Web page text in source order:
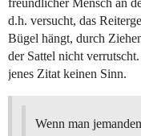
freundlicher Mensch an
d.h. versucht, das
Bügel hängt, durch
der Sattel nicht
jenes Zitat keinen Sinn.
Wenn man